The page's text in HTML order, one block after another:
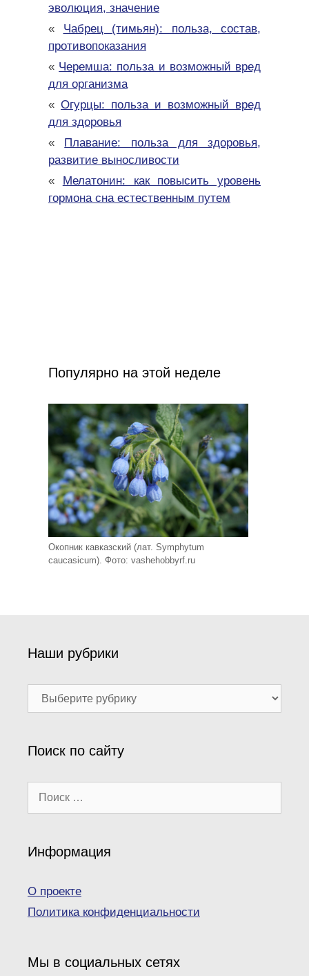
эволюция, значение
« Чабрец (тимьян): польза, состав,
противопоказания
« Черемша: польза и возможный вред
для организма
« Огурцы: польза и возможный вред
для здоровья
« Плавание: польза для здоровья,
развитие выносливости
« Мелатонин: как повысить уровень
гормона сна естественным путем
Популярно на этой неделе
Окопник кавказский (лат. Symphytum
caucasicum). Фото: vashehobbyrf.ru
Наши рубрики
Наши
рубрики
Поиск по сайту
Поиск:
Информация
О проекте
Политика конфиденциальности
Мы в социальных сетях